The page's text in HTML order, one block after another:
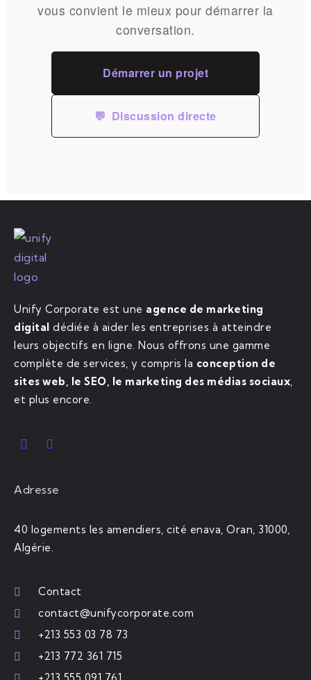
vous convient le mieux pour démarrer la
conversation.
Démarrer un projet
💬 Discussion directe
Unify Corporate est une agence de marketing
digital dédiée à aider les entreprises à atteindre
leurs objectifs en ligne. Nous offrons une gamme
complète de services, y compris la conception de
sites web, le SEO, le marketing des médias sociaux
et plus encore.
Adresse
40 logements les amendiers, cité enava, Oran, 31000,
Algérie.
Contact
contact@unifycorporate.com
+213 553 03 78 73
+213 772 361 715